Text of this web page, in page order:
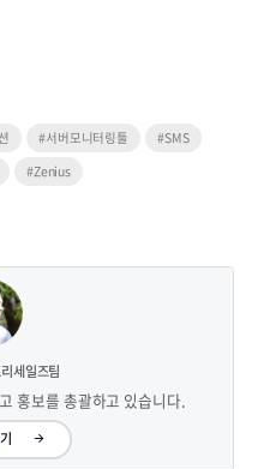
#서버모니터링툴
#SMS
#Zenius
세일즈팀
홍보를 총괄하고 있습니다.